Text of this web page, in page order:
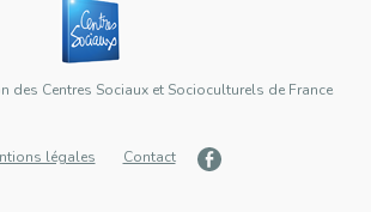
des Centres Sociaux et Socioculturels de France
légales Contact